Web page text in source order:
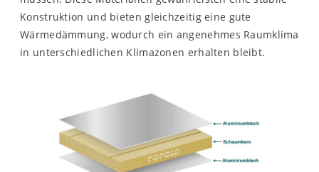
Konstruktion und bieten gleichzeitig eine gute
Wärmedämmung, wodurch ein angenehmes Raumklima
in unterschiedlichen Klimazonen erhalten bleibt.